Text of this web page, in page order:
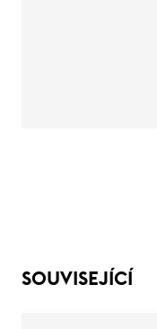
SOUVISEJÍCÍ